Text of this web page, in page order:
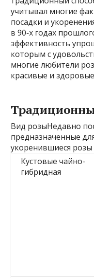
учитывал многие
посадки и
в 90-х годах
эффективность
которым с
многие любители
красивые и
Вид розыНедавно
предназначенные
укоренившиеся розы
Кустовые чайно-
гибридная